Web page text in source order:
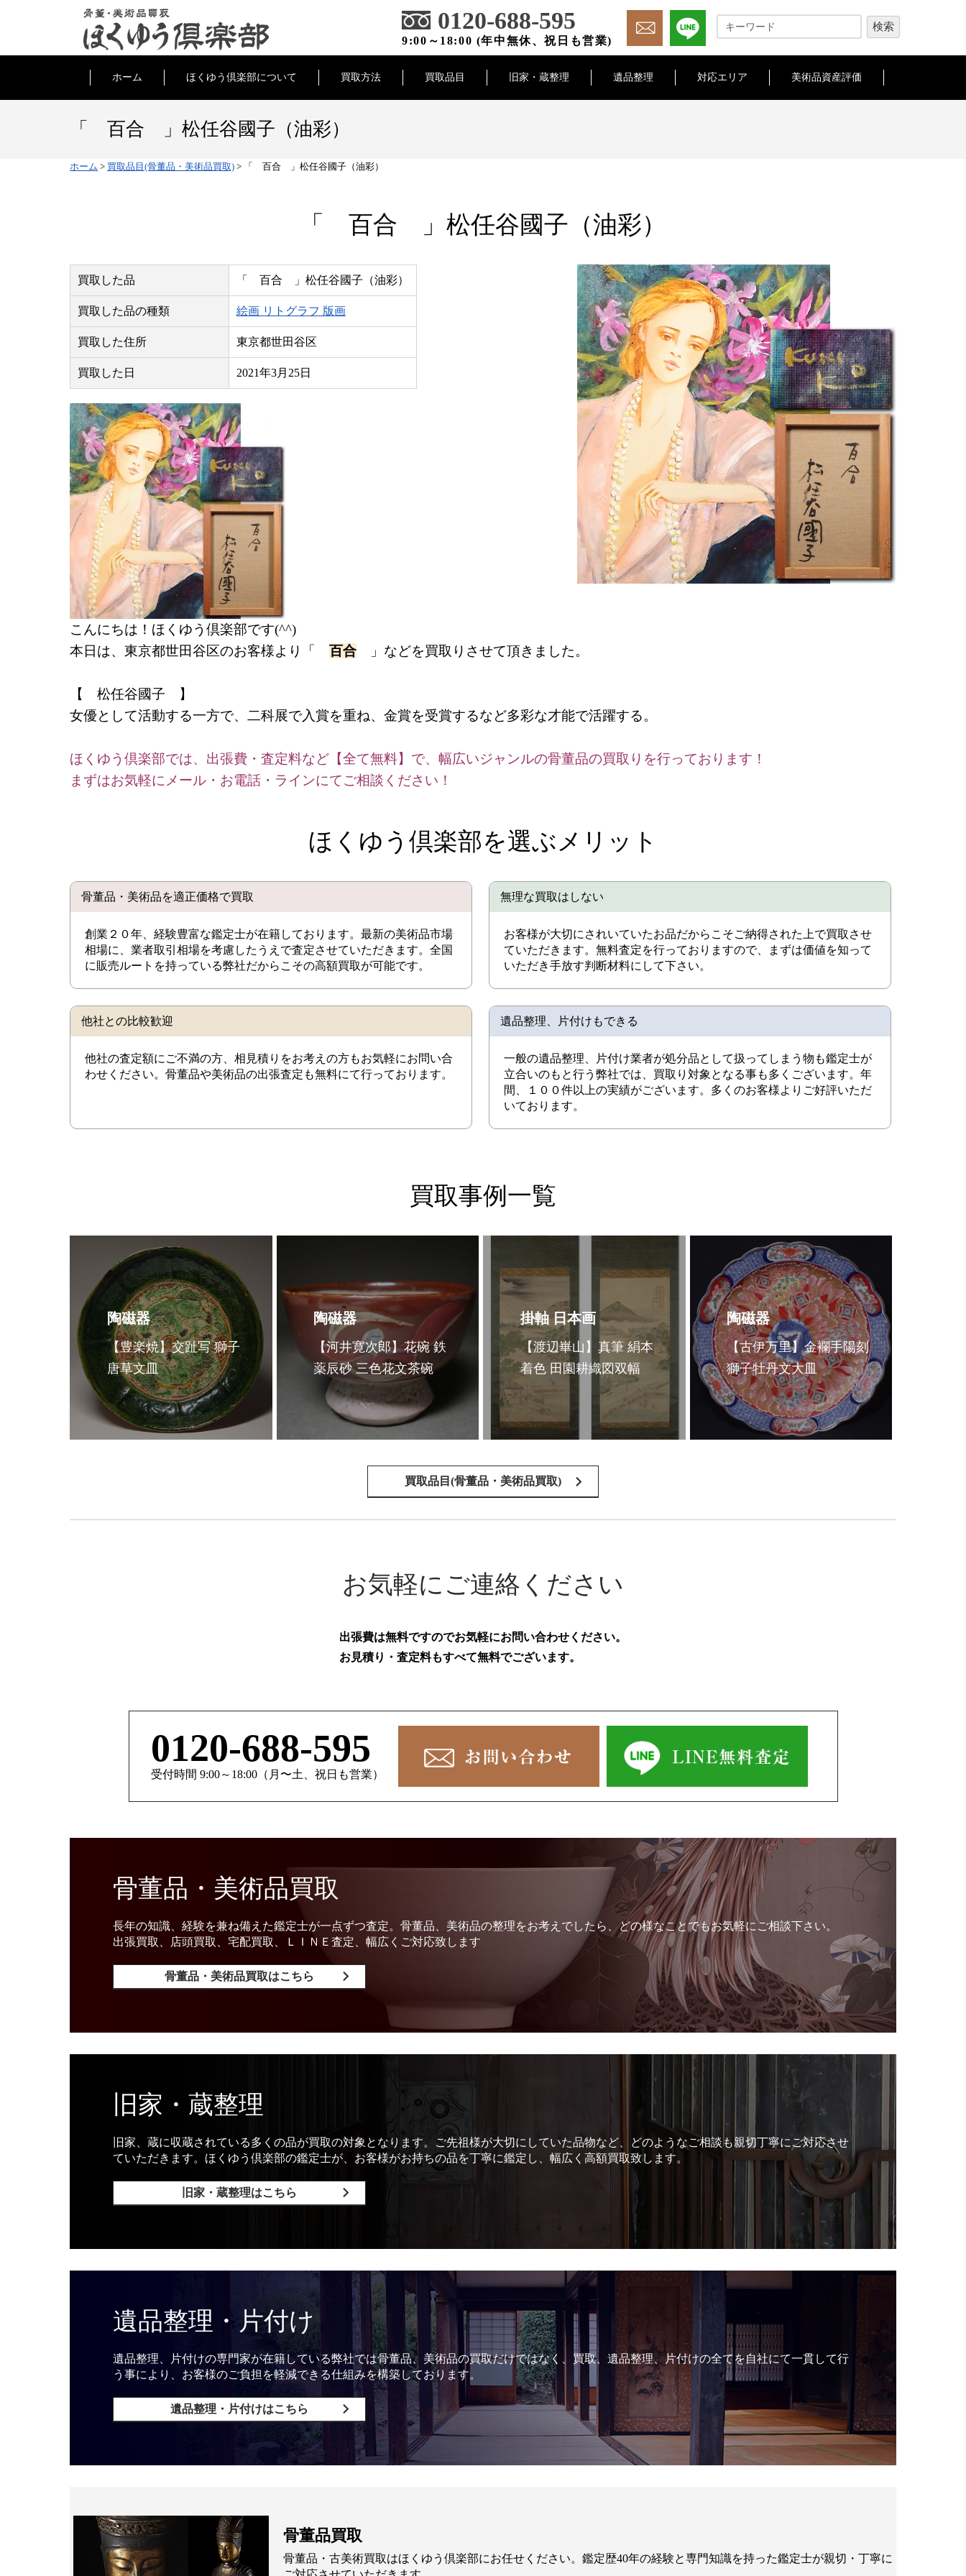
0120-688-595
9:00～18:00 (年中無休、祝日も営業)
ホーム ほくゆう倶楽部について 買取方法 買取品目 旧家・蔵整理 遺品整理 対応エリア 美術品資産評価
「 百合 」松任谷國子（油彩）
ホーム > 買取品目(骨董品・美術品買取) > 「 百合 」松任谷國子（油彩）
「 百合 」松任谷國子（油彩）
買取した品 「 百合 」松任谷國子（油彩）
買取した品の種類 絵画 リトグラフ 版画
買取した住所 東京都世田谷区
買取した日 2021年3月25日
こんにちは！ほくゆう倶楽部です(^^)
本日は、東京都世田谷区のお客様より「 百合 」などを買取りさせて頂きました。
【 松任谷國子 】
女優として活動する一方で、二科展で入賞を重ね、金賞を受賞するなど多彩な才能で活躍する。
ほくゆう倶楽部では、出張費・査定料など【全て無料】で、幅広いジャンルの骨董品の買取りを行っております！
まずはお気軽にメール・お電話・ラインにてご相談ください！
ほくゆう倶楽部を選ぶメリット
骨董品・美術品を適正価格で買取
創業２０年、経験豊富な鑑定士が在籍しております。最新の美術品市場
相場に、業者取引相場を考慮したうえで査定させていただきます。全国
に販売ルートを持っている弊社だからこその高額買取が可能です。
無理な買取はしない
お客様が大切にされいていたお品だからこそご納得された上で買取させ
ていただきます。無料査定を行っておりますので、まずは価値を知って
いただき手放す判断材料にして下さい。
他社との比較歓迎
他社の査定額にご不満の方、相見積りをお考えの方もお気軽にお問い合
わせください。骨董品や美術品の出張査定も無料にて行っております。
遺品整理、片付けもできる
一般の遺品整理、片付け業者が処分品として扱ってしまう物も鑑定士が
立合いのもと行う弊社では、買取り対象となる事も多くございます。年
間、１００件以上の実績がございます。多くのお客様よりご好評いただ
いております。
買取事例一覧
陶磁器
【豊楽焼】交趾写 獅子
唐草文皿
陶磁器
【河井寛次郎】花碗 鉄
薬辰砂 三色花文茶碗
掛軸 日本画
【渡辺崋山】真筆 絹本
着色 田園耕織図双幅
陶磁器
【古伊万里】金襴手陽刻
獅子牡丹文大皿
買取品目(骨董品・美術品買取)
お気軽にご連絡ください
出張費は無料ですのでお気軽にお問い合わせください。
お見積り・査定料もすべて無料でございます。
0120-688-595
受付時間 9:00～18:00（月〜土、祝日も営業）
骨董品・美術品買取
長年の知識、経験を兼ね備えた鑑定士が一点ずつ査定。骨董品、美術品の整理をお考えでしたら、どの様なことでもお気軽にご相談下さい。
出張買取、店頭買取、宅配買取、ＬＩＮＥ査定、幅広くご対応致します
骨董品・美術品買取はこちら
旧家・蔵整理
旧家、蔵に収蔵されている多くの品が買取の対象となります。ご先祖様が大切にしていた品物など、どのようなご相談も親切丁寧にご対応させ
ていただきます。ほくゆう倶楽部の鑑定士が、お客様がお持ちの品を丁寧に鑑定し、幅広く高額買取致します。
旧家・蔵整理はこちら
遺品整理・片付け
遺品整理、片付けの専門家が在籍している弊社では骨董品、美術品の買取だけではなく、買取、遺品整理、片付けの全てを自社にて一貫して行
う事により、お客様のご負担を軽減できる仕組みを構築しております。
遺品整理・片付けはこちら
骨董品買取
骨董品・古美術買取はほくゆう倶楽部にお任せください。鑑定歴40年の経験と専門知識を持った鑑定士が親切・丁寧に